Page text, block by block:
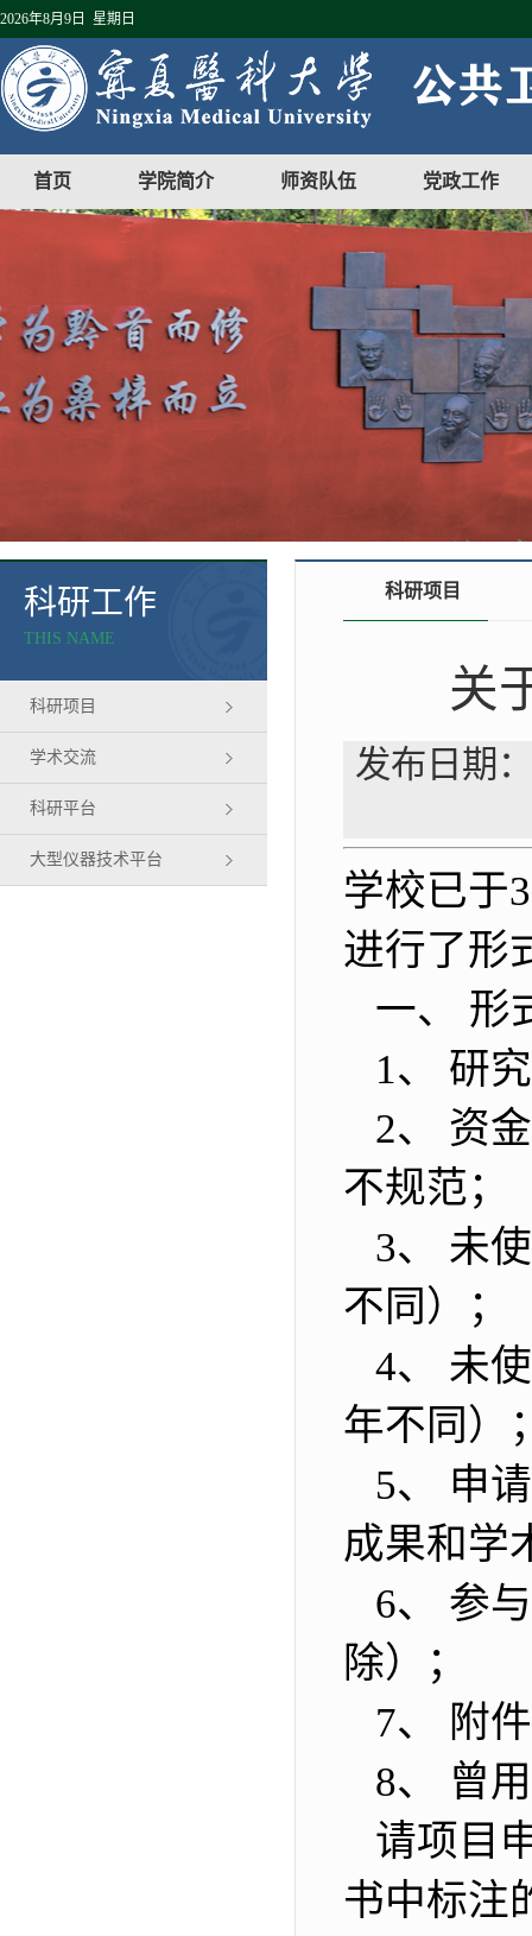
2026年8月9日 星期日
首页 学院简介 师资队伍 党政工作
科研工作
THIS NAME
科研项目
学术交流
科研平台
大型仪器技术平台
科研项目
关
发布日期
学校已于
进行了形
一、 形
1、 研
2、 资
不规范；
3、 未
不同）；
4、 未
年不同）
5、 申
成果和学
6、 参
除）；
7、 附
8、 曾
请项目
书中标注